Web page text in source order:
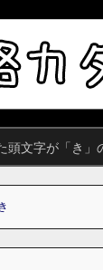
頭文字が「き